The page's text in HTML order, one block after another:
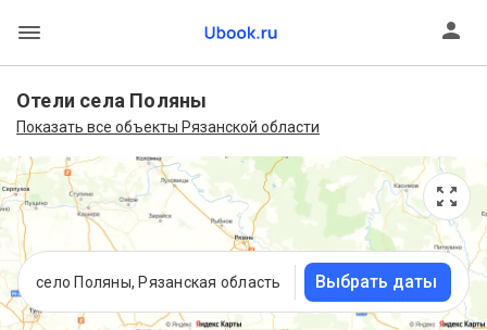
Отели села Поляны
Показать все объекты Рязанской области
село Поляны, Рязанская область Выбрать даты